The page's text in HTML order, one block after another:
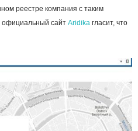
реестре компания с таким
официальный сайт Aridika гласит, что